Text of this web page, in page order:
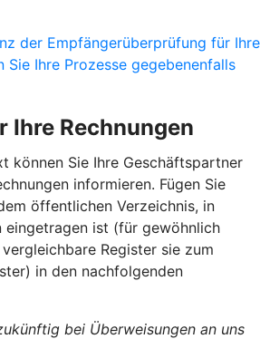
der Empfängerüberprüfung für Ihre
Sie Ihre Prozesse gegebenenfalls
Ihre Rechnungen
können Sie Ihre Geschäftspartner
informieren. Fügen Sie
öffentlichen Verzeichnis, in
eingetragen ist (für gewöhnlich
Register sie zum
in den nachfolgenden
bei Überweisungen an uns